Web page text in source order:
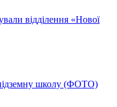
відділення «Нової
школу (ФОТО)